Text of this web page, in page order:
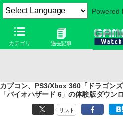
Powered
カテゴリ 過去記事
カプコン、PS3/Xbox 360「ドラゴン
「バイオハザード 6」の体験版ダウン
リスト